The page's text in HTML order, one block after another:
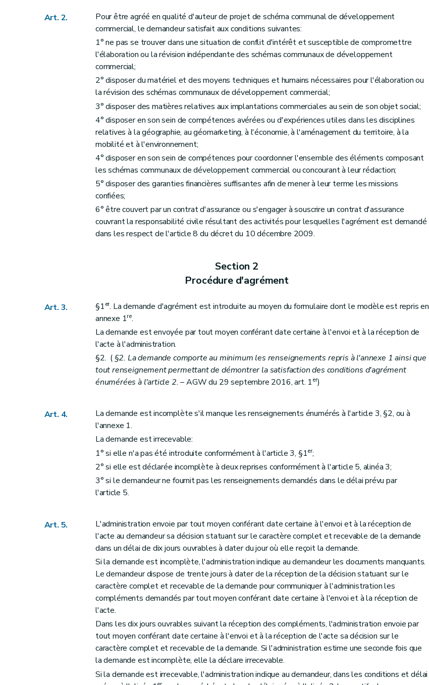
Art. 41
Art. 42
Art. 43
Art. 44
Chapitre V Régime de la déclaration
Chapitre VI Permis d'implantation commerciale temporaire
Modification et extension
Chapitre VIII Obligation du titulaire du permis
Chapitre IX Calcul des délais relatifs aux permis et recours
Chapitre X Dispositions modificatives et finales
Annexe
Art. 2.
Pour être agréé en qualité d'auteur de projet de schéma communal de développement
commercial, le demandeur satisfait aux conditions suivantes:
1° ne pas se trouver dans une situation de conflit d'intérêt et susceptible de compromettre
l'élaboration ou la révision indépendante des schémas communaux de développement
commercial;
2° disposer du matériel et des moyens techniques et humains nécessaires pour l'élaboration ou
la révision des schémas communaux de développement commercial;
3° disposer des matières relatives aux implantations commerciales au sein de son objet social;
4° disposer en son sein de compétences avérées ou d'expériences utiles dans les disciplines
relatives à la géographie, au géomarketing, à l'économie, à l'aménagement du territoire, à la
mobilité et à l'environnement;
4° disposer en son sein de compétences pour coordonner l'ensemble des éléments composant
les schémas communaux de développement commercial ou concourant à leur rédaction;
5° disposer des garanties financières suffisantes afin de mener à leur terme les missions
confiées;
6° être couvert par un contrat d'assurance ou s'engager à souscrire un contrat d'assurance
couvrant la responsabilité civile résultant des activités pour lesquelles l'agrément est demandé
dans les respect de l'article 8 du décret du 10 décembre 2009.
Section 2
Procédure d'agrément
Art. 3. §1er. La demande d'agrément est introduite au moyen du formulaire dont le modèle est repris en
annexe 1re.
La demande est envoyée par tout moyen conférant date certaine à l'envoi et à la réception de
l'acte à l'administration.
§2. ( §2. La demande comporte au minimum les renseignements repris à l'annexe 1 ainsi que
tout renseignement permettant de démontrer la satisfaction des conditions d'agrément
énumérées à l'article 2.– AGW du 29 septembre 2016, art. 1er)
Art. 4.
La demande est incomplète s'il manque les renseignements énumérés à l'article 3, §2, ou à
l'annexe 1.
La demande est irrecevable:
1° si elle n'a pas été introduite conformément à l'article 3, §1er;
2° si elle est déclarée incomplète à deux reprises conformément à l'article 5, alinéa 3;
3° si le demandeur ne fournit pas les renseignements demandés dans le délai prévu par
l'article 5.
Art. 5.
L'administration envoie par tout moyen conférant date certaine à l'envoi et à la réception de
l'acte au demandeur sa décision statuant sur le caractère complet et recevable de la demande
dans un délai de dix jours ouvrables à dater du jour où elle reçoit la demande.
Si la demande est incomplète, l'administration indique au demandeur les documents manquants.
Le demandeur dispose de trente jours à dater de la réception de la décision statuant sur le
caractère complet et recevable de la demande pour communiquer à l'administration les
compléments demandés par tout moyen conférant date certaine à l'envoi et à la réception de
l'acte.
Dans les dix jours ouvrables suivant la réception des compléments, l'administration envoie par
tout moyen conférant date certaine à l'envoi et à la réception de l'acte sa décision sur le
caractère complet et recevable de la demande. Si l'administration estime une seconde fois que
la demande est incomplète, elle la déclare irrecevable.
Si la demande est irrecevable, l'administration indique au demandeur, dans les conditions et délai